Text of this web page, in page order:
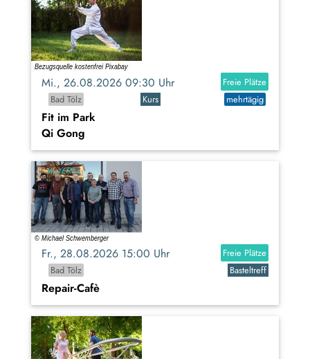
Mi., 26.08.2026 09:30 Uhr
Freie Plätze
Bad Tölz
Kurs mehrtägig
Fit im Park
Qi Gong
Fr., 28.08.2026 15:00 Uhr
Freie Plätze
Bad Tölz
Basteltreff
Repair-Cafè